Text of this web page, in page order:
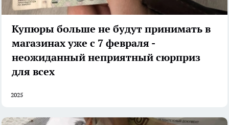
Купюры больше не будут принимать в
магазинах уже с 7 февраля -
неожиданный неприятный сюрприз
для всех
2025